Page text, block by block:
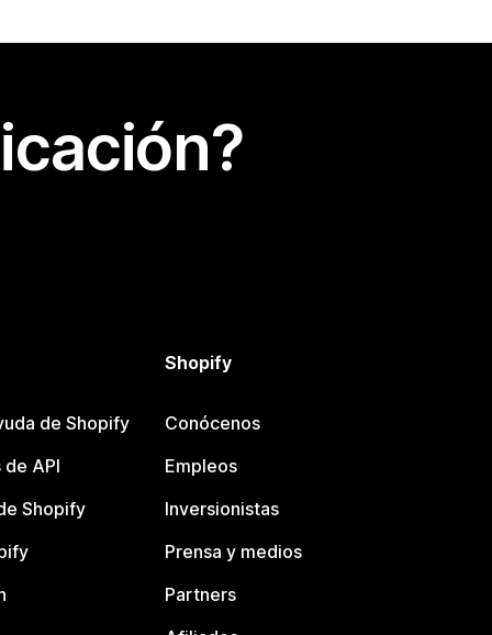
de Shopify
API
Shopify
Shopify
Conócenos
Empleos
Inversionistas
Prensa y medios
Partners